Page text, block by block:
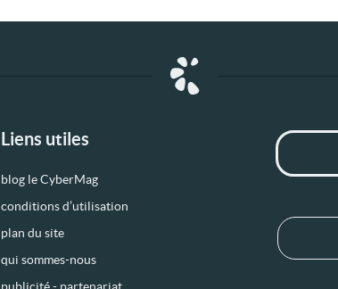
Liens utiles
blog le CyberMag
conditions d’utilisation
plan du site
qui sommes-nous